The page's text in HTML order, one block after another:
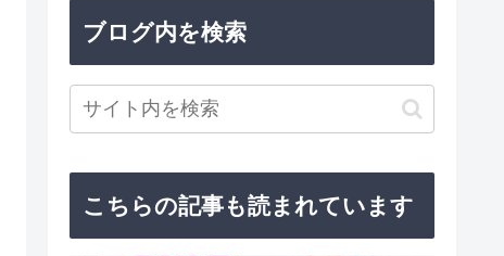
ブログ内を検索
こちらの記事も読まれています